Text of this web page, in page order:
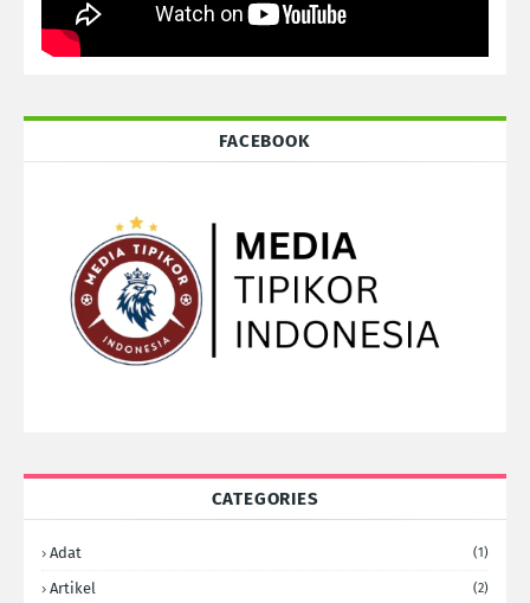
FACEBOOK
CATEGORIES
Adat (1)
Artikel (2)